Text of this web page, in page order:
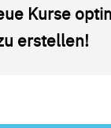
Kurse
erstellen!